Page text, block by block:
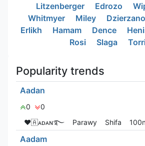
Litzenberger
Edrozo
Whitmyer
Miley
Erlikh
Hamam Dence
Rosi
Slaga
Popularity trends
Aadan
0
0
❤🇦ᴀᴅᴀɴ࿐
Parawy Shifa
Aadam